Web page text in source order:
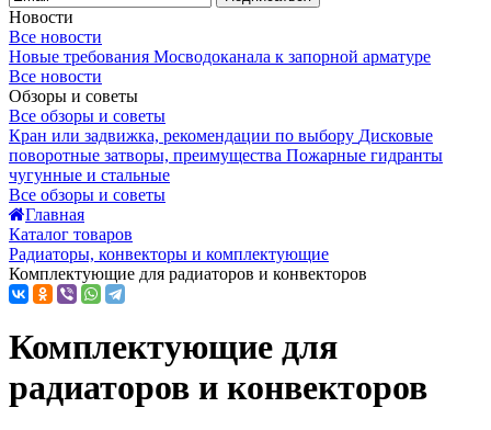
Новости
Все новости
Новые требования Мосводоканала к запорной арматуре
Все новости
Обзоры и советы
Все обзоры и советы
Кран или задвижка, рекомендации по выбору Дисковые
поворотные затворы, преимущества Пожарные гидранты
чугунные и стальные
Все обзоры и советы
Главная
Каталог товаров
Радиаторы, конвекторы и комплектующие
Комплектующие для радиаторов и конвекторов
Комплектующие для
радиаторов и конвекторов